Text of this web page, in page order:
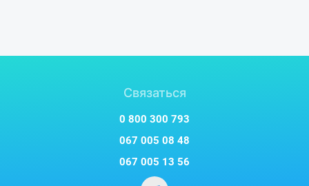
Связаться
0 800 300 793
067 005 08 48
067 005 13 56